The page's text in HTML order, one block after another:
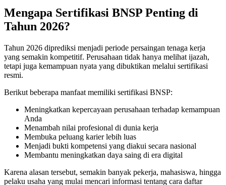
Mengapa Sertifikasi BNSP Penting di
Tahun 2026?
Tahun 2026 diprediksi menjadi periode persaingan tenaga kerja
yang semakin kompetitif. Perusahaan tidak hanya melihat ijazah,
tetapi juga kemampuan nyata yang dibuktikan melalui sertifikasi
resmi.
Berikut beberapa manfaat memiliki sertifikasi BNSP:
Meningkatkan kepercayaan perusahaan terhadap kemampuan
Anda
Menambah nilai profesional di dunia kerja
Membuka peluang karier lebih luas
Menjadi bukti kompetensi yang diakui secara nasional
Membantu meningkatkan daya saing di era digital
Karena alasan tersebut, semakin banyak pekerja, mahasiswa, hingga
pelaku usaha yang mulai mencari informasi tentang cara daftar